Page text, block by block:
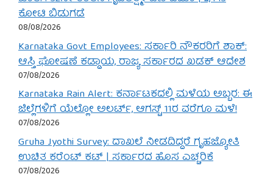
ಕೋಟಿ ಬಿಡುಗಡೆ
08/08/2026
Karnataka Govt Employees: ಸರ್ಕಾರಿ ನೌಕರರಿಗೆ ಶಾಕ್:
ಆಸ್ತಿ ಘೋಷಣೆ ಕಡ್ಡಾಯ, ರಾಜ್ಯ ಸರ್ಕಾರದ ಖಡಕ್ ಆದೇಶ
07/08/2026
Karnataka Rain Alert: ಕರ್ನಾಟಕದಲ್ಲಿ ಮಳೆಯ ಅಬ್ಬರ: ಈ
ಜಿಲ್ಲೆಗಳಿಗೆ ಯೆಲ್ಲೋ ಅಲರ್ಟ್, ಆಗಸ್ಟ್ 11ರ ವರೆಗೂ ಮಳೆ!
07/08/2026
Gruha Jyothi Survey: ದಾಖಲೆ ನೀಡದಿದ್ದರೆ ಗೃಹಜ್ಯೋತಿ
ಉಚಿತ ಕರೆಂಟ್ ಕಟ್ | ಸರ್ಕಾರದ ಹೊಸ ಎಚ್ಚರಿಕೆ
07/08/2026